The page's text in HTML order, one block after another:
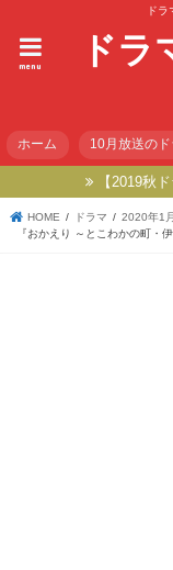
ドラ
ドラ
menu
ホーム 10月放送の
【2019秋
HOME ドラマ
2020年1
『おかえり ～とこわかの町・